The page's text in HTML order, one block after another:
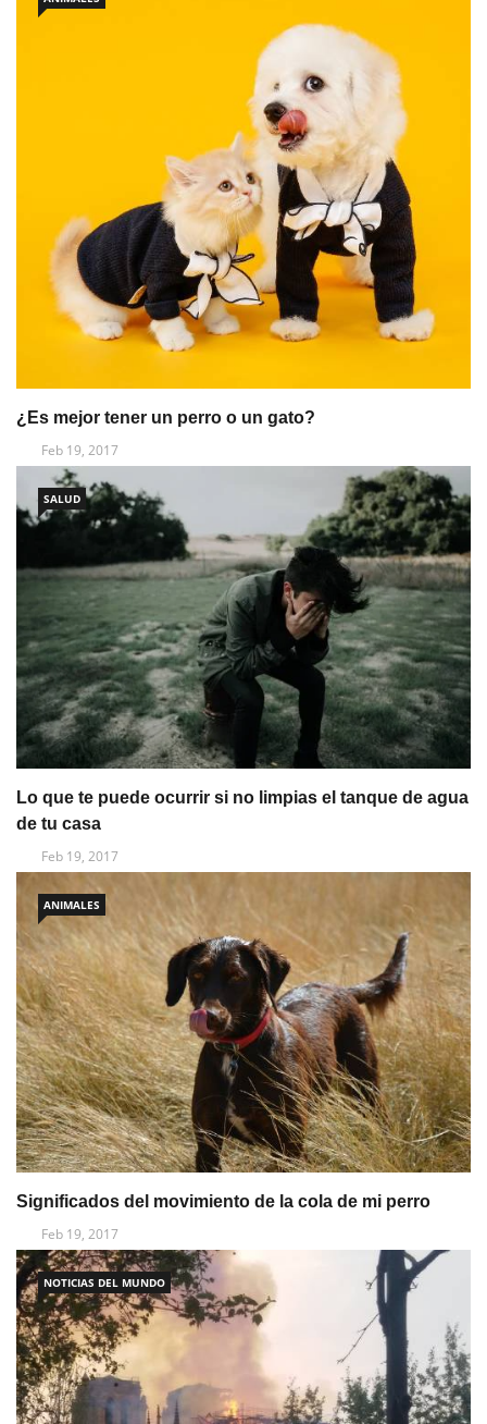
¿Es mejor tener un perro o un gato?
Feb 19, 2017
SALUD
Lo que te puede ocurrir si no limpias el tanque de agua
de tu casa
Feb 19, 2017
ANIMALES
Significados del movimiento de la cola de mi perro
Feb 19, 2017
NOTICIAS DEL MUNDO